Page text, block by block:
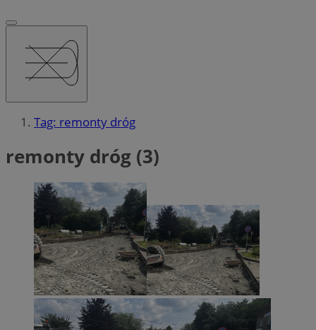
Tag: remonty dróg
remonty dróg (3)